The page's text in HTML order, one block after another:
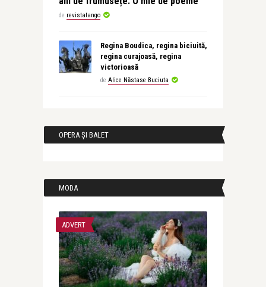
de revistatango
Regina Boudica, regina biciuită,
regina curajoasă, regina
victorioasă
de Alice Năstase Buciuta
OPERA ȘI BALET
MODA
ADVERT